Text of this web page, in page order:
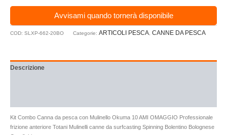
Avvisami quando tornerà disponibile
COD: SLXP-662-20BO Categorie: ARTICOLI PESCA CANNE DA PESCA
Descrizione
Kit Combo Canna da pesca con Mulinello Okuma 10 AMI OMAGGIO Professionale
frizione anteriore Totani Mulinelli canne da surfcasting Spinning Bolentino Bolognese